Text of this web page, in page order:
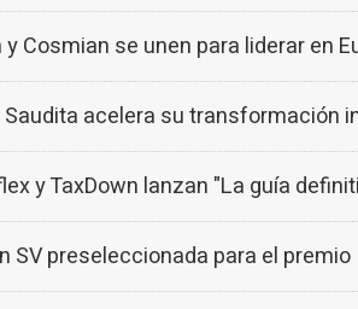
y Cosmian se unen para liderar en
Saudita acelera su
y TaxDown lanzan "La guía
SV preseleccionada para el